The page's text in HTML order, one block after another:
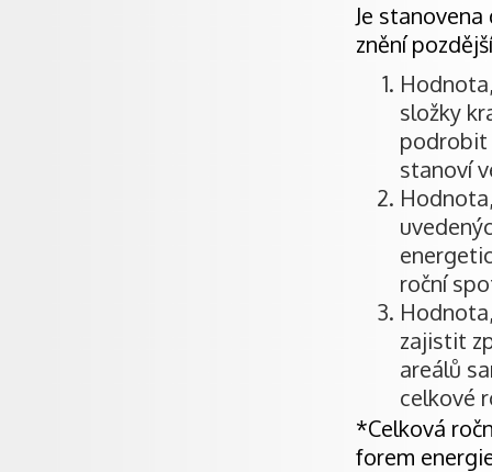
Je
znění
složky
podrobit
stanoví
roční
zajistit
areálů
celkové
*Celková
forem